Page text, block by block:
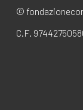
©
C.F.